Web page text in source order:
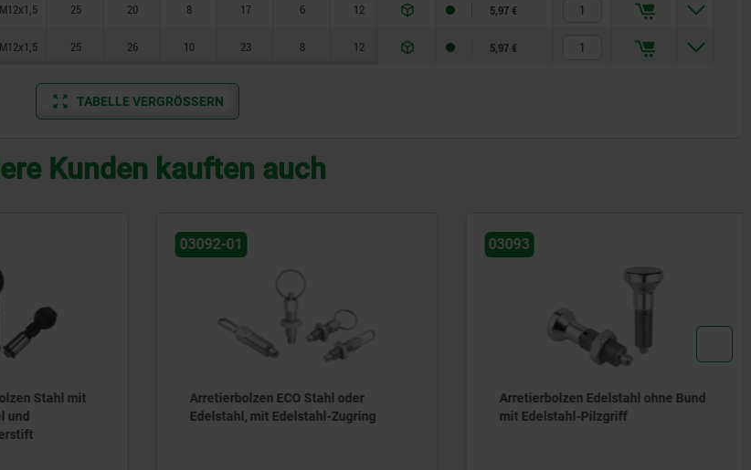
M12x1,5 25 20 8 17 6 12 19 5,97 €
M12x1,5 25 26 10 23 8 12 19 5,97 €
TABELLE VERGRÖSSERN
Kunden kauften auch
Stahl mit
und
03092-01
Arretierbolzen ECO Stahl oder
Edelstahl, mit Edelstahl-Zugring
03093
Arretierbolzen Edelstahl ohne Bund
mit Edelstahl-Pilzgriff